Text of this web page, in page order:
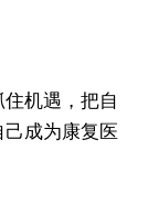
机遇，把自
成为康复医